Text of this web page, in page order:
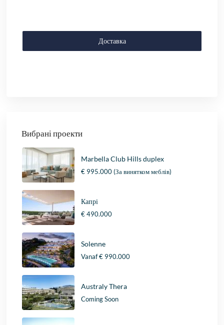
Доставка
Вибрані проекти
Marbella Club Hills duplex
€ 995.000(За винятком меблів)
Капрі
€ 490.000
Solenne
Vanaf€ 990.000
Australy Thera
Coming Soon